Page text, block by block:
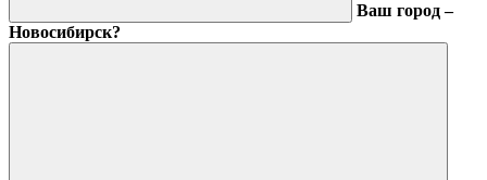
Ваш город –
Новосибирск?